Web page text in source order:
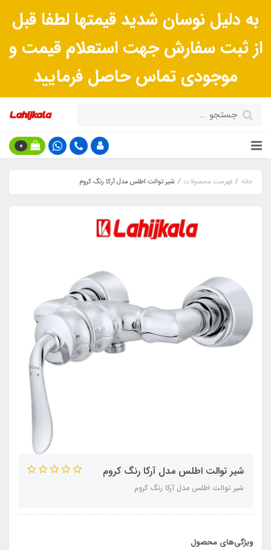
به دلیل نوسان شدید قیمتها لطفا قبل
از ثبت سفارش جهت استعلام قیمت و
موجودی تماس حاصل فرمایید
0
خانه فهرست محصولات شیر توالت اطلس مدل آرکا رنگ کروم
شیر توالت اطلس مدل آرکا رنگ کروم
شیر توالت اطلس مدل آرکا رنگ کروم
ویژگی‌های محصول